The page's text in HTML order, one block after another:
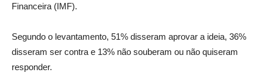
Financeira (IMF).
Segundo o levantamento, 51% disseram aprovar a ideia, 36%
disseram ser contra e 13% não souberam ou não quiseram
responder.